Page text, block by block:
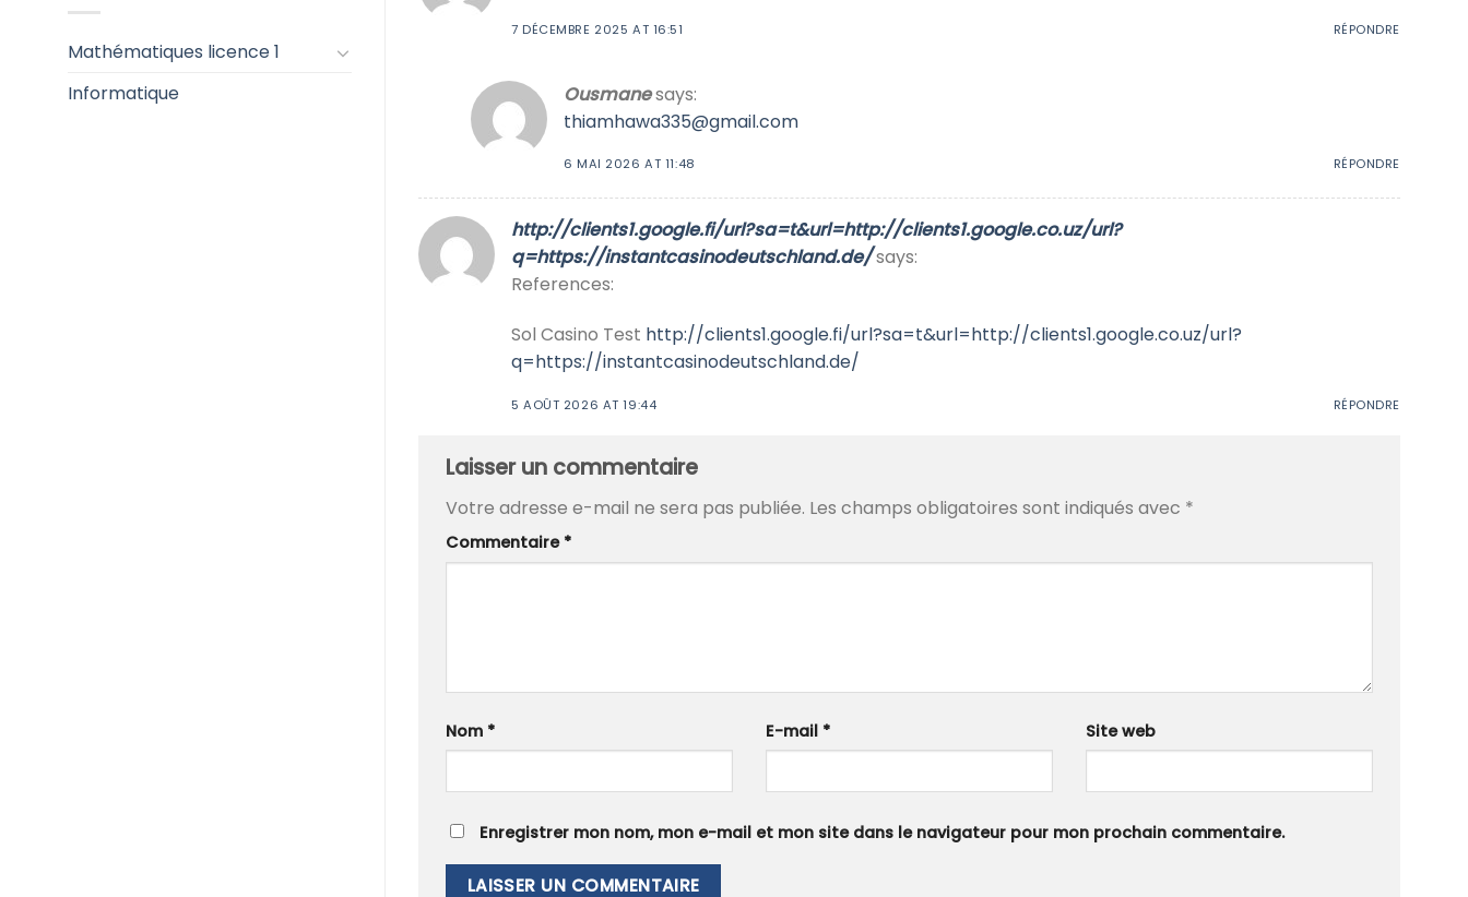
Mathématiques licence 1
Informatique
7 DÉCEMBRE 2025 AT 16:51 RÉPONDRE
Ousmanesays:
thiamhawa335@gmail.com
6 MAI 2026 AT 11:48 RÉPONDRE
http://clients1.google.fi/url?sa=t&url=http://clients1.google.co.uz/url?
q=https://instantcasinodeutschland.de/says:
References:
Sol Casino Test http://clients1.google.fi/url?sa=t&url=http://clients1.google.co.uz/url?
q=https://instantcasinodeutschland.de/
5 AOÛT 2026 AT 19:44 RÉPONDRE
Laisser un commentaire
Votre adresse e-mail ne sera pas publiée. Les champs obligatoires sont indiqués avec *
Commentaire *
Nom * E-mail * Site web
Enregistrer mon nom, mon e-mail et mon site dans le navigateur pour mon prochain commentaire.